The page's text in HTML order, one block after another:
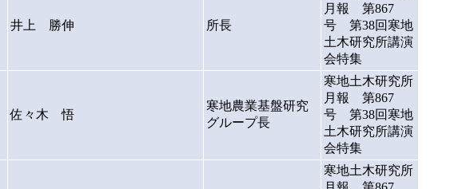
井上 勝伸 所長
月報 第867
号 第38回寒地
土木研究所講演
会特集
佐々木 悟
寒地農業基盤研究
グループ長
寒地土木研究所
月報 第867
号 第38回寒地
土木研究所講演
会特集
寒地土木研究所